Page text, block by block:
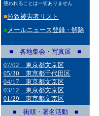
使われることは一切ありません
■拉致被害者リスト
■ メールニュース登録・解除
■ 各地集会・写真展 ■
07/02 東京都文京区
05/30 東京都千代田区
04/17 東京都文京区
03/12 東京都文京区
01/29 東京都文京区
■ 街頭・署名活動 ■